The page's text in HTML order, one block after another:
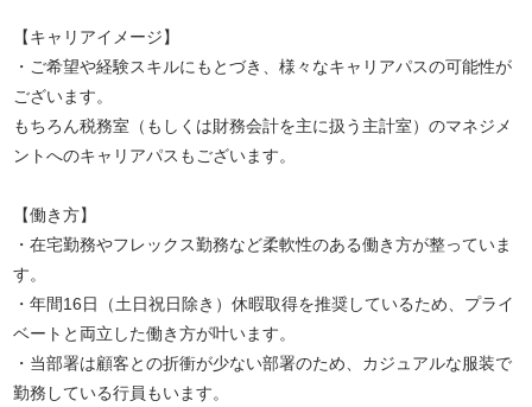
【キャリアイメージ】
・ご希望や経験スキルにもとづき、様々なキャリアパスの可能性が
ございます。
もちろん税務室（もしくは財務会計を主に扱う主計室）のマネジメ
ントへのキャリアパスもございます。
【働き方】
・在宅勤務やフレックス勤務など柔軟性のある働き方が整っていま
す。
・年間16日（土日祝日除き）休暇取得を推奨しているため、プライ
ベートと両立した働き方が叶います。
・当部署は顧客との折衝が少ない部署のため、カジュアルな服装で
勤務している行員もいます。